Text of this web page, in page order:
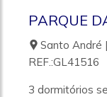
PARQUE
Santo André
REF.:GL41516
3 dormitórios